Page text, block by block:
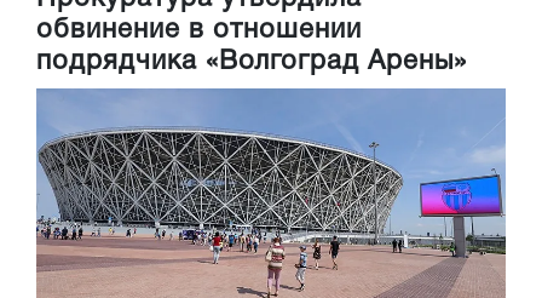
обвинение в отношении
подрядчика «Волгоград Арены»